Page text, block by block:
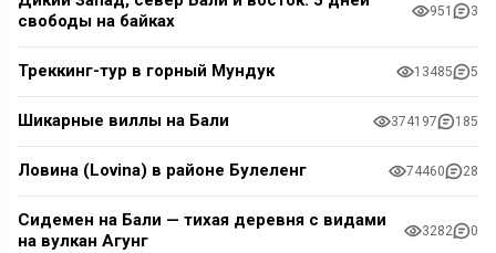
свободы на байках
951 3
Треккинг-тур в горный Мундук 13485 5
Шикарные виллы на Бали 374197 185
Ловина (Lovina) в районе Булеленг 74460 28
Сидемен на Бали — тихая деревня с видами
на вулкан Агунг
3282 0